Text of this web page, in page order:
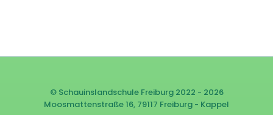
© Schauinslandschule Freiburg 2022 - 2026
Moosmattenstraße 16, 79117 Freiburg - Kappel